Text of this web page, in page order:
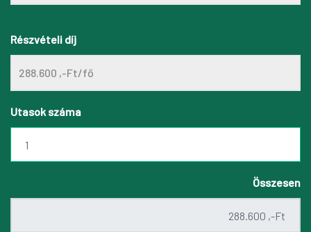
Részvételi díj
Utasok száma
Összesen